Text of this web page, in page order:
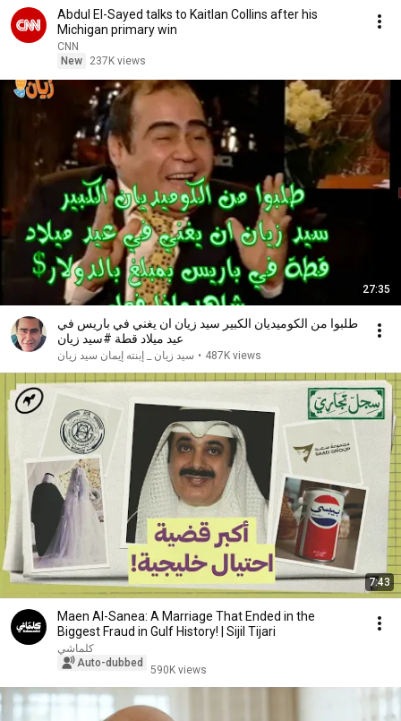
Abdul El-Sayed talks to Kaitlan Collins after his
Michigan primary win
CNN
New
237K views
27:35
طلبوا من الكوميديان الكبير سيد زيان ان يغني في باريس في
عيد ميلاد قطة #سيد زيان
سيد زيان _ إبنته إيمان سيد زيان • 487K views
7:43
Maen Al-Sanea: A Marriage That Ended in the
Biggest Fraud in Gulf History! | Sijil Tijari
كلماشي
Auto-dubbed
590K views